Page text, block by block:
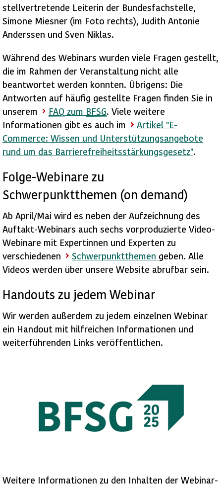
stellvertretende Leiterin der Bundesfachstelle,
Simone Miesner (im Foto rechts), Judith Antonie
Anderssen und Sven Niklas.
Während des Webinars wurden viele Fragen gestellt,
die im Rahmen der Veranstaltung nicht alle
beantwortet werden konnten. Übrigens: Die
Antworten auf häufig gestellte Fragen finden Sie in
unserem
FAQ zum BFSG. Viele weitere
Informationen gibt es auch im
Artikel "E-
Commerce: Wissen und Unterstützungsangebote
rund um das Barrierefreiheitsstärkungsgesetz".
Folge-Webinare zu
Schwerpunktthemen (on demand)
Ab April/Mai wird es neben der Aufzeichnung des
Auftakt-Webinars auch sechs vorproduzierte Video-
Webinare mit Expertinnen und Experten zu
verschiedenen
Schwerpunktthemen geben. Alle
Videos werden über unsere Website abrufbar sein.
Handouts zu jedem Webinar
Wir werden außerdem zu jedem einzelnen Webinar
ein Handout mit hilfreichen Informationen und
weiterführenden Links veröffentlichen.
Weitere Informationen zu den Inhalten der Webinar-